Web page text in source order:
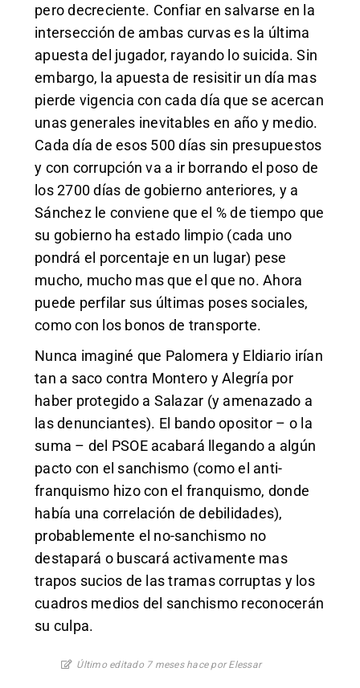
pero decreciente. Confiar en salvarse en la
intersección de ambas curvas es la última
apuesta del jugador, rayando lo suicida. Sin
embargo, la apuesta de resisitir un día mas
pierde vigencia con cada día que se acercan
unas generales inevitables en año y medio.
Cada día de esos 500 días sin presupuestos
y con corrupción va a ir borrando el poso de
los 2700 días de gobierno anteriores, y a
Sánchez le conviene que el % de tiempo que
su gobierno ha estado limpio (cada uno
pondrá el porcentaje en un lugar) pese
mucho, mucho mas que el que no. Ahora
puede perfilar sus últimas poses sociales,
como con los bonos de transporte.
Nunca imaginé que Palomera y Eldiario irían
tan a saco contra Montero y Alegría por
haber protegido a Salazar (y amenazado a
las denunciantes). El bando opositor – o la
suma – del PSOE acabará llegando a algún
pacto con el sanchismo (como el anti-
franquismo hizo con el franquismo, donde
había una correlación de debilidades),
probablemente el no-sanchismo no
destapará o buscará activamente mas
trapos sucios de las tramas corruptas y los
cuadros medios del sanchismo reconocerán
su culpa.
Último editado 7 meses hace por Elessar